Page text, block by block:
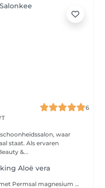
6
waar
ervaren
&...
Aloë vera
Permsal totale lichaamspakking met Permsal magnesium Aloë Vera gel OF Permsal magnesium Gel. Pakking 40 min. De totale behandeling duurt ca. 60 min. Infrarood saunadeken zorgt voor directe warmte op de huid en gewrichten voor een diepwerkende ontspanning voor de spieren. De saunadeken kan verlichting bieden bij mensen met reumaklachten, fybromyalgie, spierstijfheid, spier en /of gewrichtspijnen. Zorgt voor ontspanning en stimuleert een goede nachtrust. Daarnaast krijgt je stofwisseling een boost. Contra-indicatie : Helaas niet geschikt voor mensen met een pacemaker of tens-apparaat en zwangere. Bij een verminderde nierfunctie, hartblok ( stroring in de prikkelgeleiding van het hart) en neuromusculaire aandoeningen dan is in deze pakking niet geschikt.